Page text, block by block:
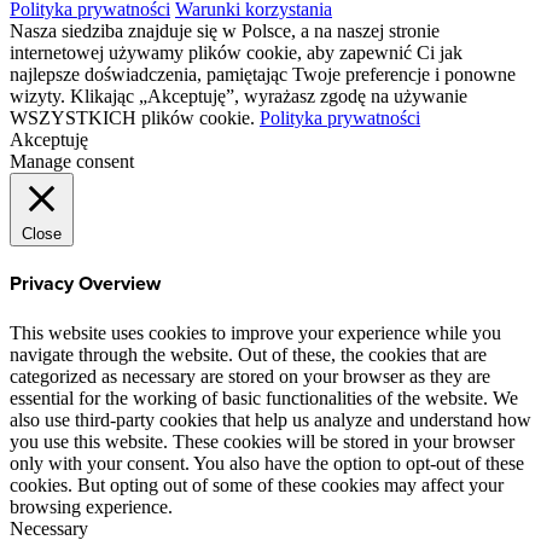
Polityka prywatności Warunki korzystania
Nasza siedziba znajduje się w Polsce, a na naszej stronie
internetowej używamy plików cookie, aby zapewnić Ci jak
najlepsze doświadczenia, pamiętając Twoje preferencje i ponowne
wizyty. Klikając „Akceptuję”, wyrażasz zgodę na używanie
WSZYSTKICH plików cookie. Polityka prywatności
Akceptuję
Manage consent
Close
Privacy Overview
This website uses cookies to improve your experience while you
navigate through the website. Out of these, the cookies that are
categorized as necessary are stored on your browser as they are
essential for the working of basic functionalities of the website. We
also use third-party cookies that help us analyze and understand how
you use this website. These cookies will be stored in your browser
only with your consent. You also have the option to opt-out of these
cookies. But opting out of some of these cookies may affect your
browsing experience.
Necessary